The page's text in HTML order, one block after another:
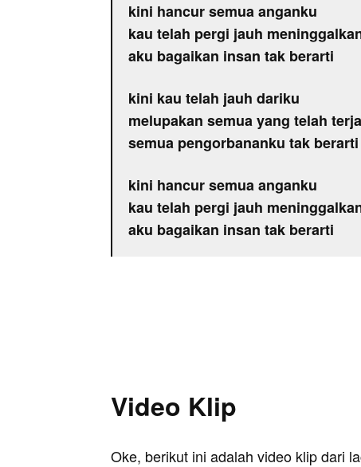
kini hancur semua anganku
kau telah pergi jauh
aku bagaikan insan tak berarti
kini kau telah jauh dariku
melupakan semua yang telah
semua pengorbananku tak berarti
kini hancur semua anganku
kau telah pergi jauh
aku bagaikan insan tak berarti
Video Klip
Oke, berikut ini adalah video klip dari